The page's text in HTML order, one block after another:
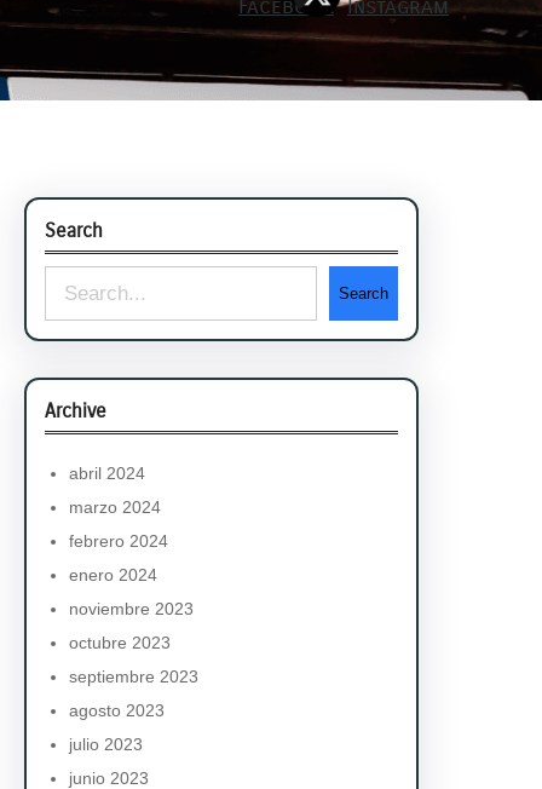
Search
e
r
c
h
Search
Archive
abril 2024
marzo 2024
febrero 2024
enero 2024
noviembre 2023
octubre 2023
septiembre 2023
agosto 2023
julio 2023
junio 2023